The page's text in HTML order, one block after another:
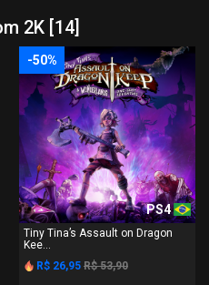
2K [14]
-50%
PS4
Tiny Tina’s Assault on Dragon
Kee...
R$ 26,95 R$ 53,90